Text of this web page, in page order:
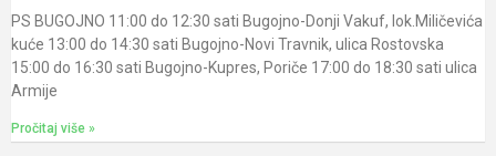
PS BUGOJNO 11:00 do 12:30 sati Bugojno-Donji Vakuf, lok.Miličevića
kuće 13:00 do 14:30 sati Bugojno-Novi Travnik, ulica Rostovska
15:00 do 16:30 sati Bugojno-Kupres, Poriče 17:00 do 18:30 sati ulica
Armije
Pročitaj više »